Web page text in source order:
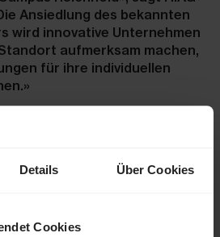
Details Über Cookies
Cookies
Ansiedlung des bekannten
wird innovative Unternehmen
aufmerksam machen,
für ihre individuellen
auf dem Campus Reichhold
Birrfeld die bestehenden
stärkt mit dieser Investition
Schweiz